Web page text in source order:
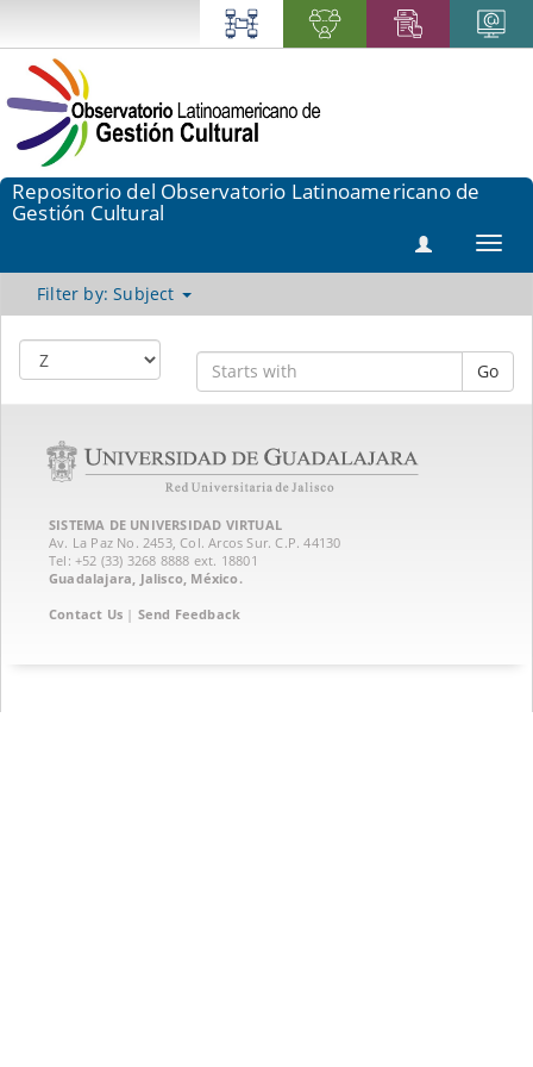
Repositorio del Observatorio Latinoamericano de
Gestión Cultural
Filter by: Subject
Go
SISTEMA DE UNIVERSIDAD VIRTUAL
Av. La Paz No. 2453, Col. Arcos Sur. C.P. 44130
Tel: +52 (33) 3268 8888‏ ext. 18801
Guadalajara, Jalisco, México.
Contact Us | Send Feedback